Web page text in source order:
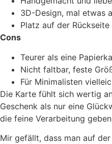
3D-Design, mal etwas
Platz auf der
Cons
Teurer als eine
Nicht faltbar, feste
Für Minimalisten
Die Karte fühlt sich wertig
Geschenk als nur eine
die feine Verarbeitung
Mir gefällt, dass man auf